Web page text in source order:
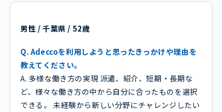
男性 / 千葉県 / 52歳
Q. Adeccoを利用しようと思ったきっかけや理由を
教えてください。
A. 多様な働き方の実現 派遣、紹介、短期・長期な
ど、様々な働き方の中から自分に合ったものを選択
できる。 未経験から新しい分野にチャレンジしたい